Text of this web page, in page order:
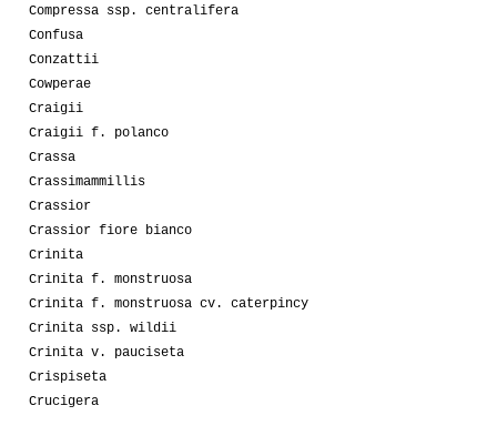
Compressa ssp. centralifera
Confusa
Conzattii
Cowperae
Craigii
Craigii f. polanco
Crassa
Crassimammillis
Crassior
Crassior fiore bianco
Crinita
Crinita f. monstruosa
Crinita f. monstruosa cv. caterpincy
Crinita ssp. wildii
Crinita v. pauciseta
Crispiseta
Crucigera